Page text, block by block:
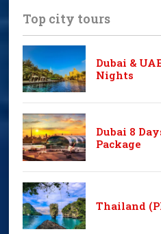
Top city tours
Dubai &
Nights
Dubai 8
Package
Thailand